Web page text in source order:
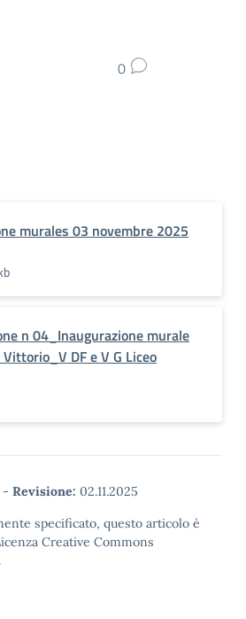
0
murales 03 novembre 2025
n 04_Inaugurazione murale
DF e V G Liceo
- Revisione: 02.11.2025
specificato, questo articolo è
Creative Commons